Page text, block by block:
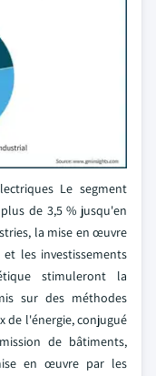
Le segment
de 3,5 % jusqu'en
la mise en œuvre
les investissements
stimuleront la
sur des méthodes
de l'énergie, conjugué
de bâtiments,
en œuvre par les